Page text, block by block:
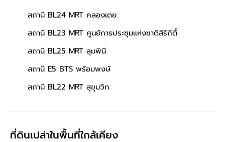
สถานี BL24 MRT คลองเตย
สถานี BL23 MRT ศูนย์การประชุมแห่งชาติสิริกิติ์
สถานี BL25 MRT ลุมพินี
สถานี E5 BTS พร้อมพงษ์
สถานี BL22 MRT สุขุมวิท
ที่ดินเปล่าในพื้นที่ใกล้เคียง